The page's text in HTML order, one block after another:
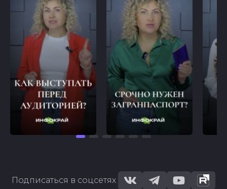
Подписаться в соцсетях